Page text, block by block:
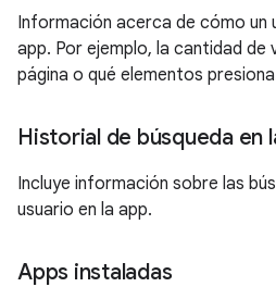
Información acerca de cómo un
app. Por ejemplo, la cantidad de
página o qué elementos
Historial de búsqueda en
Incluye información sobre las
usuario en la app.
Apps instaladas